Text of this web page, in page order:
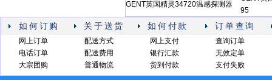
GENT英国精灵34720温感探测器
95
如何订购 关于送货 如何付款 订单查询
网上订单
电话订单
大宗团购
配送方式
配送费用
普通物流
网上支付
银行汇款
货到付款
查询订单
无效定单
支付失败